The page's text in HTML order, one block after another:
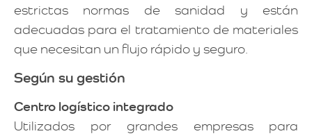
estrictas normas de sanidad y están
adecuadas para el tratamiento de materiales
que necesitan un flujo rápido y seguro.
Según su gestión
Centro logístico integrado
Utilizados por grandes empresas para